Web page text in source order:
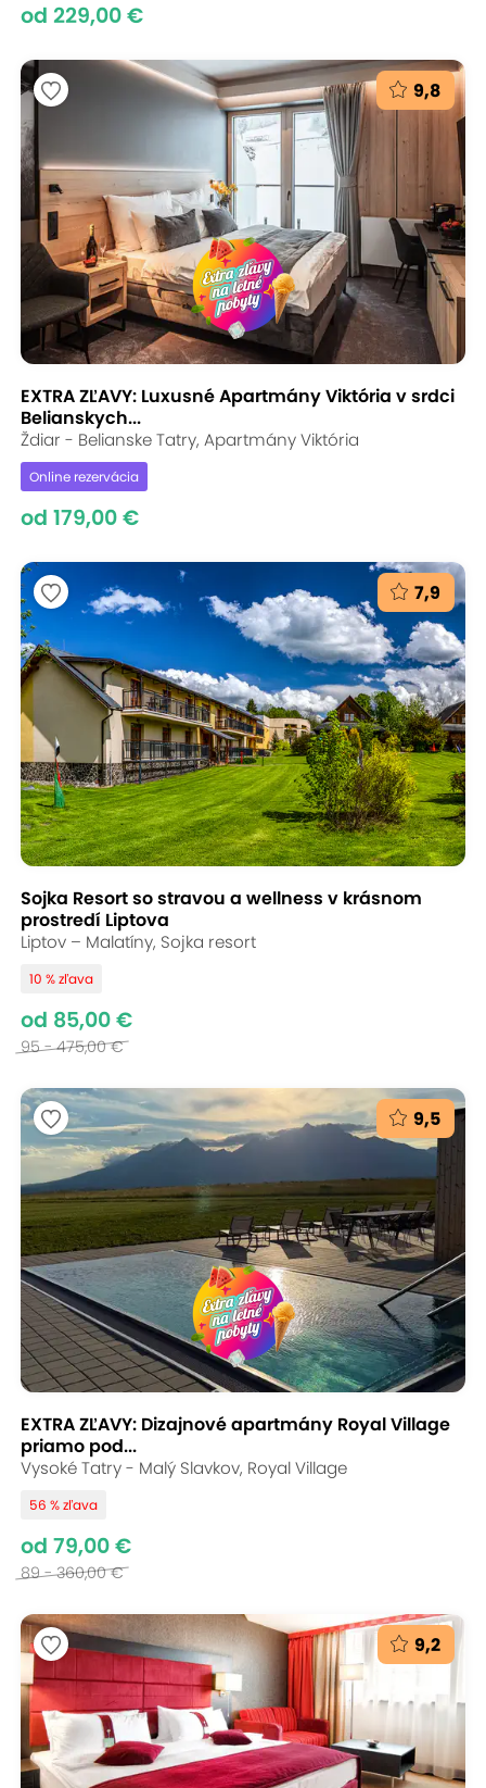
od 229,00 €
9,8
EXTRA ZĽAVY: Luxusné Apartmány Viktória v srdci
Belianskych...
Ždiar - Belianske Tatry, Apartmány Viktória
Online rezervácia
od 179,00 €
7,9
Sojka Resort so stravou a wellness v krásnom
prostredí Liptova
Liptov – Malatíny, Sojka resort
10 % zľava
od 85,00 €
95 - 475,00 €
9,5
EXTRA ZĽAVY: Dizajnové apartmány Royal Village
priamo pod...
Vysoké Tatry - Malý Slavkov, Royal Village
56 % zľava
od 79,00 €
89 - 360,00 €
9,2